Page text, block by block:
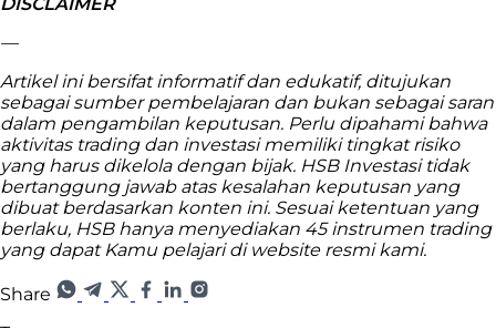
—
Artikel ini bersifat informatif dan edukatif, ditujukan
sebagai sumber pembelajaran dan bukan sebagai saran
dalam pengambilan keputusan. Perlu dipahami bahwa
aktivitas trading dan investasi memiliki tingkat risiko
yang harus dikelola dengan bijak. HSB Investasi tidak
bertanggung jawab atas kesalahan keputusan yang
dibuat berdasarkan konten ini. Sesuai ketentuan yang
berlaku, HSB hanya menyediakan 45 instrumen trading
yang dapat Kamu pelajari di website resmi kami.
Share